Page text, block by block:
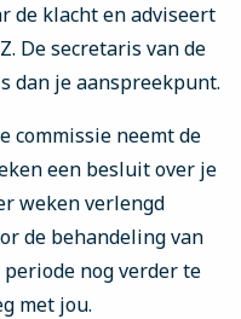
de klacht en adviseert
De secretaris van de
dan je aanspreekpunt.
commissie neemt de
een besluit over je
weken verlengd
de behandeling van
nog verder te
met jou.